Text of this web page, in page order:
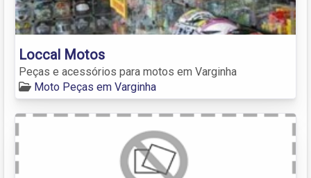
Loccal Motos
Peças e acessórios para motos em Varginha
Moto Peças em Varginha